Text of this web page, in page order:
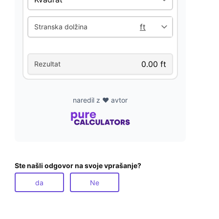
Stranska dolžina
Rezultat
naredil z ❤️ avtor
Ste našli odgovor na svoje vprašanje?
da Ne